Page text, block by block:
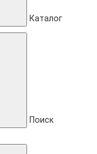
Каталог
Поиск